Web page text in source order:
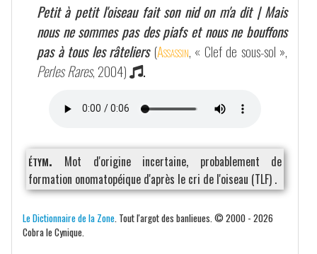
Petit à petit l'oiseau fait son nid on m'a dit | Mais
nous ne sommes pas des piafs et nous ne bouffons
pas à tous les râteliers (Assassin, « Clef de sous-sol »,
Perles Rares, 2004) .
étym.
Mot d'origine incertaine, probablement de
formation onomatopéique d'après le cri de l'oiseau (TLF) .
Le Dictionnaire de la Zone . Tout l'argot des banlieues. © 2000 - 2026
Cobra le Cynique.